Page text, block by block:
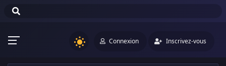
Connexion Inscrivez-vous